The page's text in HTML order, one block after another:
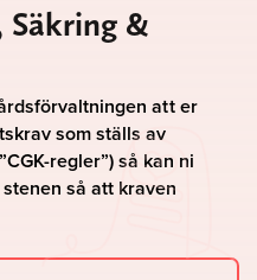
Säkring &
att er
som ställs av
regler”) så kan ni
så att kraven